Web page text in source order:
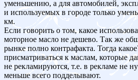
уменьшению, а для автомобилей,
и используемых в городе только
км.
Если говорить о том, какое
моторное масло не дешево. Так же
рынке полно контрафакта. Тогда
присматриваться к маслам, которые
не рекламируются, т.е. в рекламе не
меньше всего подделывают.